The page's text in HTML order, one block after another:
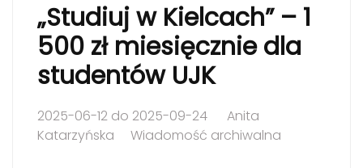
„Studiuj w Kielcach” – 1
500 zł miesięcznie dla
studentów UJK
2025-06-12 do 2025-09-24
Anita
Katarzyńska
Wiadomość archiwalna